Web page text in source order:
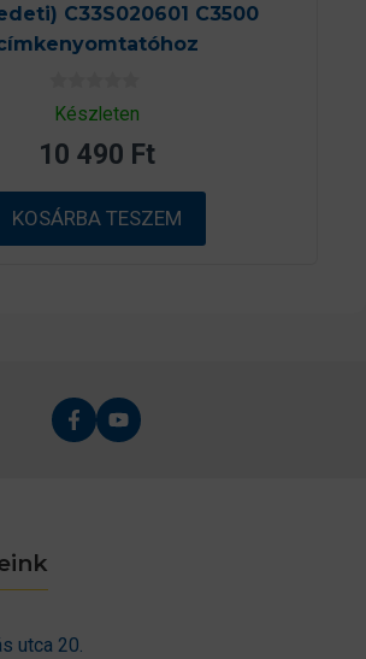
C33S020601 C3500
0
a
5
b
ő
l
Készleten
10 490 Ft
KOSÁRBA TESZEM
utca 20.